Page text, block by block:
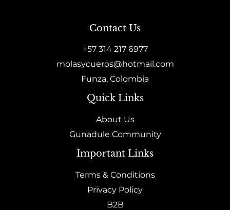
Contact Us
+57 314 217 6977
molasycueros@hotmail.com
Funza, Colombia
Quick Links
About Us
Gunadule Community
Important Links
Terms & Conditions
Privacy Policy
B2B